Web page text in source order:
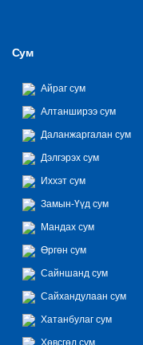
Сум
Айраг сум
Алтанширээ сум
Даланжаргалан сум
Дэлгэрэх сум
Иххэт сум
Замын-Үүд сум
Мандах сум
Өргөн сум
Сайншанд сум
Сайхандулаан сум
Хатанбулаг сум
Хөвсгөл сум